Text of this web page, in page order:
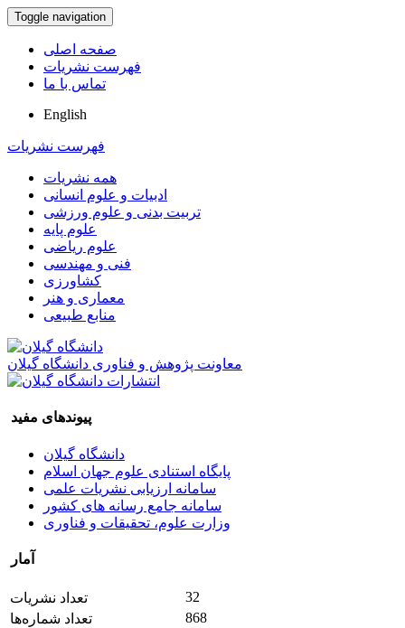
Toggle navigation
صفحه اصلی
فهرست نشریات
تماس با ما
English
فهرست نشریات
همه نشریات
ادبیات و علوم انسانی
تربیت بدنی و علوم ورزشی
علوم پایه
علوم ریاضی
فنی و مهندسی
کشاورزی
معماری و هنر
منابع طبیعی
معاونت پژوهش و فناوری دانشگاه گیلان
پیوندهای مفید
دانشگاه گیلان
پایگاه استنادی علوم جهان اسلام
سامانه ارزیابی نشریات علمی
سامانه جامع رسانه های کشور
وزارت علوم، تحقیقات و فناوری
آمار
تعداد نشریات
32
تعداد شماره‌ها
868